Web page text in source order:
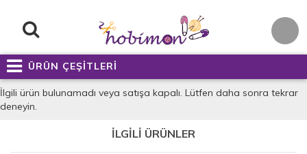
ÜRÜN ÇEŞİTLERİ
İlgili ürün bulunamadı veya satışa kapalı. Lütfen daha sonra tekrar
deneyin.
İLGİLİ ÜRÜNLER